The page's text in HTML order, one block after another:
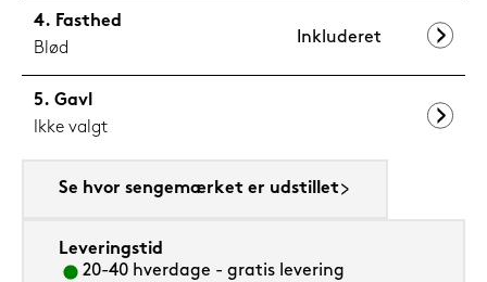
Fasthed
Blød
Inkluderet
Gavl
Ikke valgt
Se hvor sengemærket er udstillet
Leveringstid
20-40 hverdage - gratis levering